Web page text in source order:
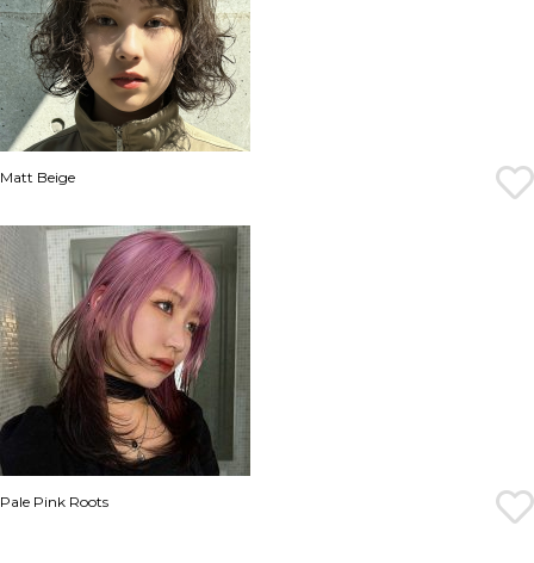
Matt Beige
Pale Pink Roots